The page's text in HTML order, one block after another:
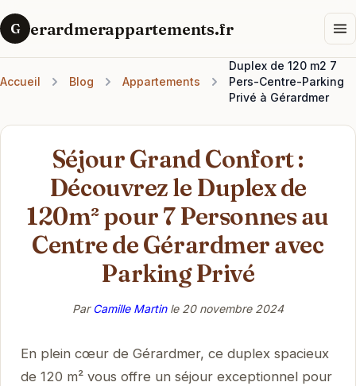
G erardmerappartements.fr
Accueil Blog Appartements
Duplex de 120 m2 7
Pers-Centre-Parking
Privé à Gérardmer
Séjour Grand Confort :
Découvrez le Duplex de
120m² pour 7 Personnes au
Centre de Gérardmer avec
Parking Privé
ParCamille Martinle 20 novembre 2024
En plein cœur de Gérardmer, ce duplex spacieux
de 120 m² vous offre un séjour exceptionnel pour